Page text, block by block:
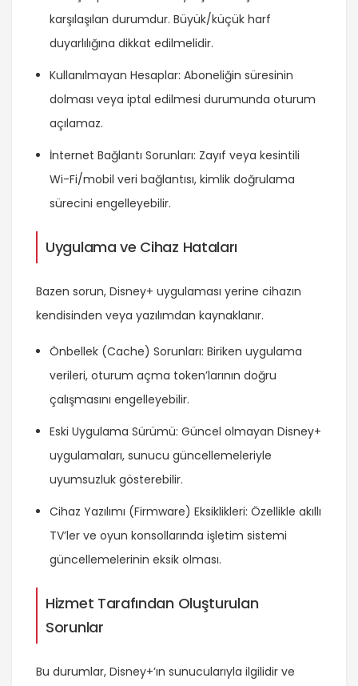
karşılaşılan durumdur. Büyük/küçük harf
duyarlılığına dikkat edilmelidir.
Kullanılmayan Hesaplar: Aboneliğin süresinin
dolması veya iptal edilmesi durumunda oturum
açılamaz.
İnternet Bağlantı Sorunları: Zayıf veya kesintili
Wi-Fi/mobil veri bağlantısı, kimlik doğrulama
sürecini engelleyebilir.
Uygulama ve Cihaz Hataları
Bazen sorun, Disney+ uygulaması yerine cihazın
kendisinden veya yazılımdan kaynaklanır.
Önbellek (Cache) Sorunları: Biriken uygulama
verileri, oturum açma token’larının doğru
çalışmasını engelleyebilir.
Eski Uygulama Sürümü: Güncel olmayan Disney+
uygulamaları, sunucu güncellemeleriyle
uyumsuzluk gösterebilir.
Cihaz Yazılımı (Firmware) Eksiklikleri: Özellikle akıllı
TV’ler ve oyun konsollarında işletim sistemi
güncellemelerinin eksik olması.
Hizmet Tarafından Oluşturulan
Sorunlar
Bu durumlar, Disney+’ın sunucularıyla ilgilidir ve